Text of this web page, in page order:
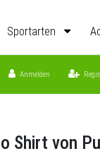
Sportarten
Anmelden
Shirt von